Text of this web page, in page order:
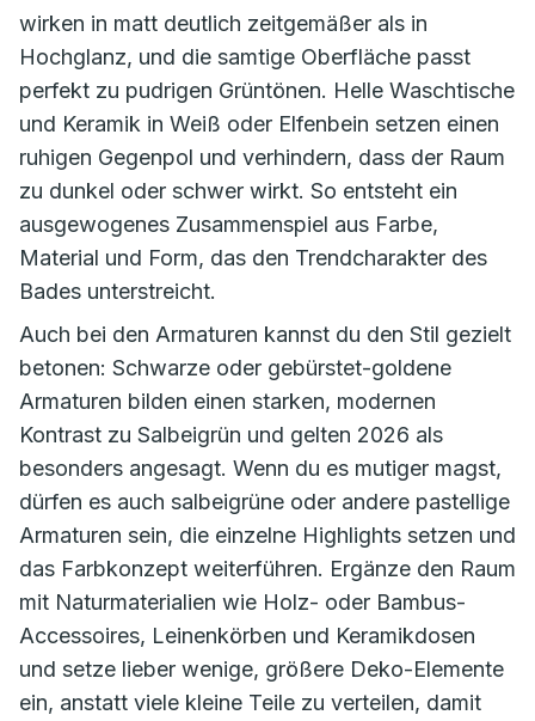
wirken in matt deutlich zeitgemäßer als in
Hochglanz, und die samtige Oberfläche passt
perfekt zu pudrigen Grüntönen. Helle Waschtische
und Keramik in Weiß oder Elfenbein setzen einen
ruhigen Gegenpol und verhindern, dass der Raum
zu dunkel oder schwer wirkt. So entsteht ein
ausgewogenes Zusammenspiel aus Farbe,
Material und Form, das den Trendcharakter des
Bades unterstreicht.
Auch bei den Armaturen kannst du den Stil gezielt
betonen: Schwarze oder gebürstet-goldene
Armaturen bilden einen starken, modernen
Kontrast zu Salbeigrün und gelten 2026 als
besonders angesagt. Wenn du es mutiger magst,
dürfen es auch salbeigrüne oder andere pastellige
Armaturen sein, die einzelne Highlights setzen und
das Farbkonzept weiterführen. Ergänze den Raum
mit Naturmaterialien wie Holz- oder Bambus-
Accessoires, Leinenkörben und Keramikdosen
und setze lieber wenige, größere Deko-Elemente
ein, anstatt viele kleine Teile zu verteilen, damit